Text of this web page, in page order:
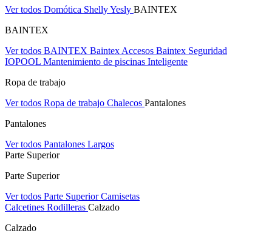
Ver todos Domótica ShellyYesly BAINTEX
BAINTEX
Ver todos BAINTEX Baintex Accesos Baintex Seguridad
IOPOOL Mantenimiento de piscinas Inteligente
Ropa de trabajo
Ver todos Ropa de trabajo Chalecos Pantalones
Pantalones
Ver todos Pantalones Largos
Parte Superior
Parte Superior
Ver todos Parte SuperiorCamisetas
Calcetines Rodilleras Calzado
Calzado